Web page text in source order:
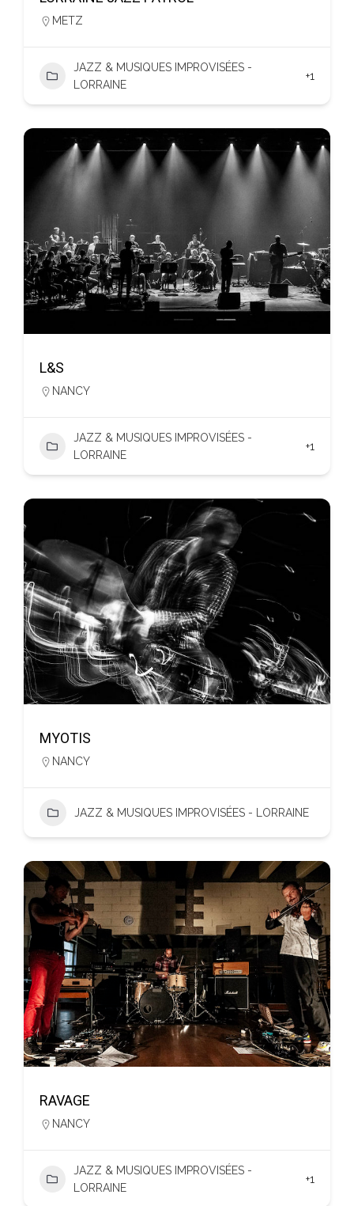
METZ
JAZZ & MUSIQUES IMPROVISÉES -
LORRAINE
+1
L&S
NANCY
JAZZ & MUSIQUES IMPROVISÉES -
LORRAINE
+1
MYOTIS
NANCY
JAZZ & MUSIQUES IMPROVISÉES - LORRAINE
RAVAGE
NANCY
JAZZ & MUSIQUES IMPROVISÉES -
LORRAINE
+1